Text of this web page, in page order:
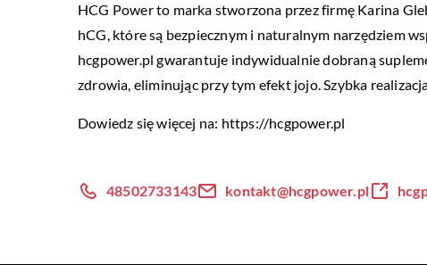
HCG Power to marka stworzona przez firmę Karina
hCG, które są bezpiecznym i naturalnym narzędziem
hcgpower.pl gwarantuje indywidualnie dobraną
zdrowia, eliminując przy tym efekt jojo. Szybka
Dowiedz się więcej na: https://hcgpower.pl
48502733143 kontakt@hcgpower.pl